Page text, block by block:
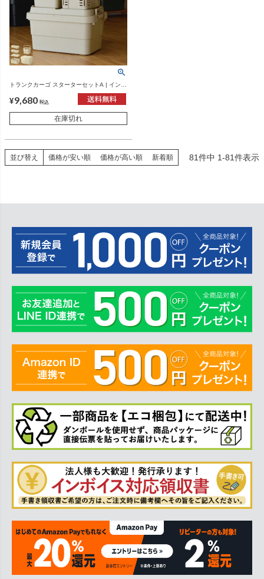
トランクカーゴ スターターセットA | インテ
¥9,680 税込
在庫切れ
並び替え 価格が安い順 価格が高い順 新着順 81件中 1-81件表示